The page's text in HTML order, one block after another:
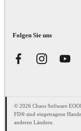
Folgen Sie uns
© 2026 Chaos Software
FD® sind eingetragene
anderen Ländern.